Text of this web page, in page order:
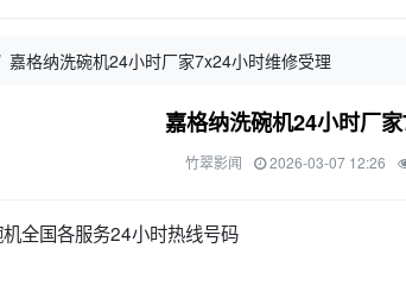
嘉格纳洗碗机24小时厂家7x24小时维修受理
嘉格纳洗碗机24小时厂
竹翠影闻 2026-03-07 12:26
全国各服务24小时热线号码